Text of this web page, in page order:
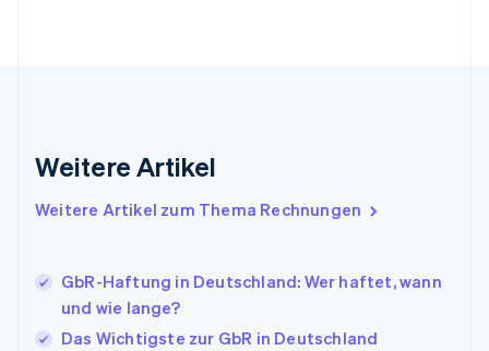
Weitere Artikel
Weitere Artikel zum Thema Rechnungen
GbR-Haftung in Deutschland: Wer haftet, wann
und wie lange?
Das Wichtigste zur GbR in Deutschland
English
Italien
Italiano English
English Français
Kroatien
EnglishItaliano